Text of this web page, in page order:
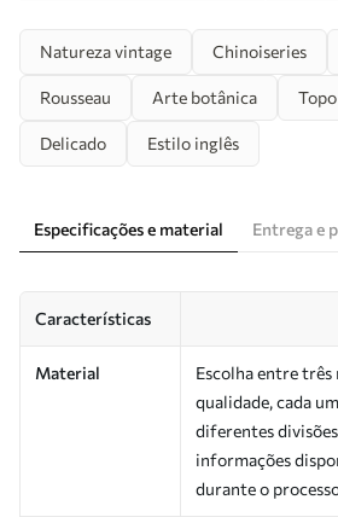
Natureza vintage Chinoiseries
Rousseau Arte botânica
Delicado Estilo inglês
Especificações e material Entrega e
Características
Material
Escolha entre
qualidade, cada
diferentes
informações
durante o